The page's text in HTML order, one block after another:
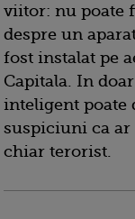
viitor: nu poate
despre un
fost instalat pe
Capitala. In
inteligent poate
suspiciuni ca
chiar terorist.